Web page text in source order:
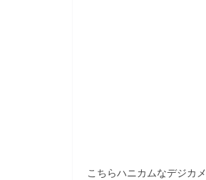
こちらハニカムなデジカメ